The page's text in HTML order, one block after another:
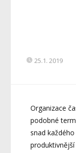
25.1. 2019
Organizace
podobné
snad